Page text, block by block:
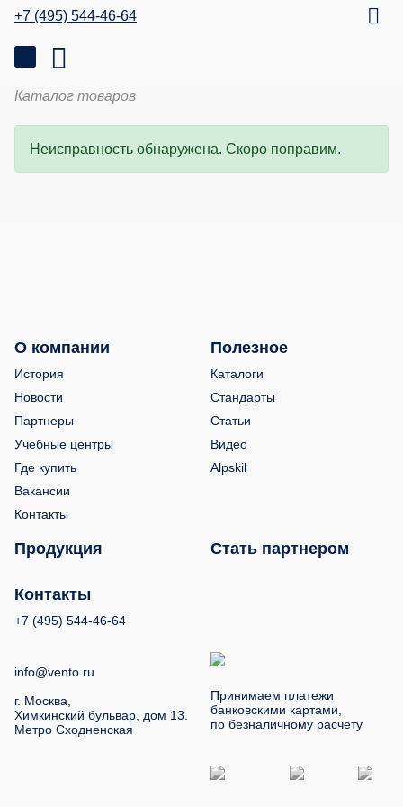
+7 (495) 544-46-64
Каталог товаров
Неисправность обнаружена. Скоро поправим.
О компании
История
Новости
Партнеры
Учебные центры
Где купить
Вакансии
Контакты
Полезное
Каталоги
Стандарты
Статьи
Видео
Alpskil
Продукция Стать партнером
Контакты
+7 (495) 544-46-64
info@vento.ru
г. Москва,
Химкинский бульвар, дом 13.
Метро Сходненская
Принимаем платежи
банковскими картами,
по безналичному расчету